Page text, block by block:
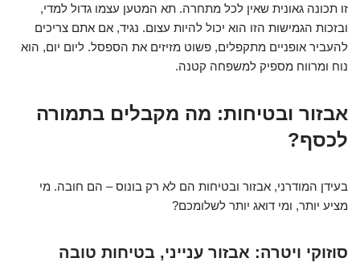
זו תכונה גאונית שאין לכל מתחרה. תא המטען עצמו גדול למדי,
ובזכות הגמישות הזו הוא יכול להיות עצום. נגיד, אם אתם צריכים
להעביר אופניים מתקפלים, פשוט מזיזים את הספסל. ליום יום, הוא
נוח ומרווח מספיק למשפחה קטנה.
אבזור ובטיחות: מה מקבלים בתמורה
לכסף?
בעידן המודרני, אבזור ובטיחות הם לא רק בונוס – הם חובה. מי
מציע יותר, ומי דואג יותר לשלומכם?
סוזוקי ויטרה: אבזור ענייני, בטיחות טובה